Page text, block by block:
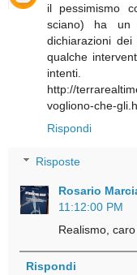
il pessimismo
sciano) ha un
dichiarazioni
qualche
intenti.
http://
vogliono-che-
Rispondi
Risposte
Rosario
11:12:00 PM
Realismo,
Rispondi